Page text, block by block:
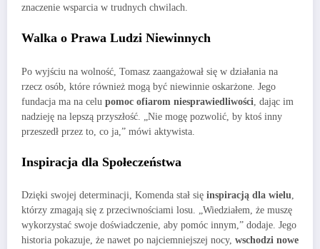
znaczenie wsparcia w trudnych chwilach.
Walka o Prawa Ludzi Niewinnych
Po wyjściu na wolność, Tomasz zaangażował się w działania na
rzecz osób, które również mogą być niewinnie oskarżone. Jego
fundacja ma na celu pomoc ofiarom niesprawiedliwości , dając im
nadzieję na lepszą przyszłość. „Nie mogę pozwolić, by ktoś inny
przeszedł przez to, co ja,” mówi aktywista.
Inspiracja dla Społeczeństwa
Dzięki swojej determinacji, Komenda stał się inspiracją dla wielu,
którzy zmagają się z przeciwnościami losu. „Wiedziałem, że muszę
wykorzystać swoje doświadczenie, aby pomóc innym,” dodaje. Jego
historia pokazuje, że nawet po najciemniejszej nocy, wschodzi nowe